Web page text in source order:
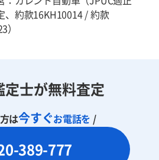
、約款16KH10014 / 約款
定士が無料査定
は今すぐお電話を /
389-777